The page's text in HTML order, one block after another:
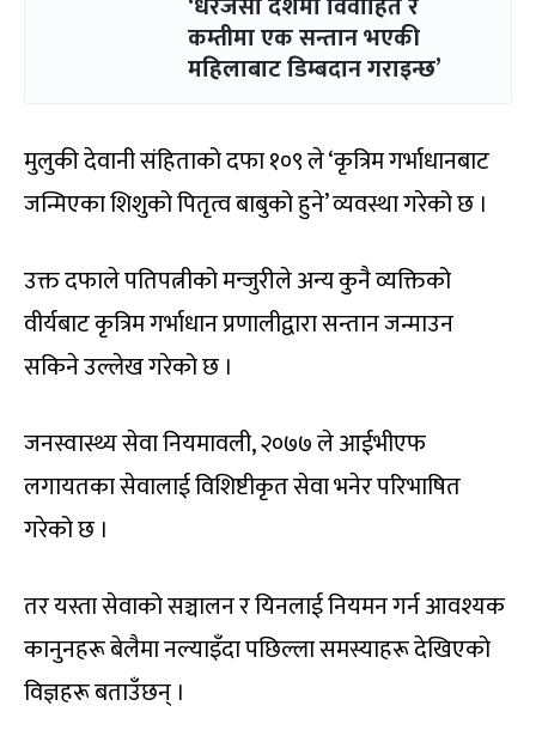
कम्तीमा एक सन्तान भएकी
महिलाबाट डिम्बदान गराइन्छ’
मुलुकी देवानी संहिताको दफा १०९ ले ‘कृत्रिम गर्भाधानबाट
जन्मिएका शिशुको पितृत्व बाबुको हुने’ व्यवस्था गरेको छ ।
उक्त दफाले पतिपत्नीको मन्जुरीले अन्य कुनै व्यक्तिको
वीर्यबाट कृत्रिम गर्भाधान प्रणालीद्वारा सन्तान जन्माउन
सकिने उल्लेख गरेको छ ।
जनस्वास्थ्य सेवा नियमावली, २०७७ ले आईभीएफ
लगायतका सेवालाई विशिष्टीकृत सेवा भनेर परिभाषित
गरेको छ ।
तर यस्ता सेवाको सञ्चालन र यिनलाई नियमन गर्न आवश्यक
कानुनहरू बेलैमा नल्याइँदा पछिल्ला समस्याहरू देखिएको
विज्ञहरू बताउँछन् ।